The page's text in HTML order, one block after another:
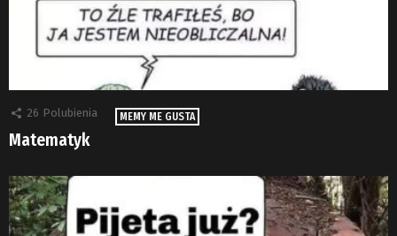
26 Polubienia MEMY ME GUSTA
Matematyk